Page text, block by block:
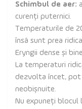
Schimbul de aer:
curenți puternici.
Temperaturile de
însă sunt prea
Eryngii dense și
La temperaturi
dezvolta încet,
neobișnuite.
Nu expuneți blocul